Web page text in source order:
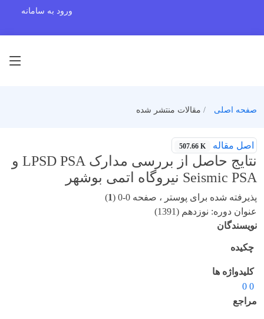
ورود به سامانه
صفحه اصلی مقالات منتشر شده
اصل مقاله 507.66 K
نتایج حاصل از بررسی مدارک LPSD PSA و
Seismic PSA نیروگاه اتمی بوشهر
پذیرفته شده برای پوستر ، صفحه 0-0 ( 1
)
عنوان دوره: نوزدهم (1391)
نویسندگان
چکیده
کلیدواژه ها
0 0
مراجع